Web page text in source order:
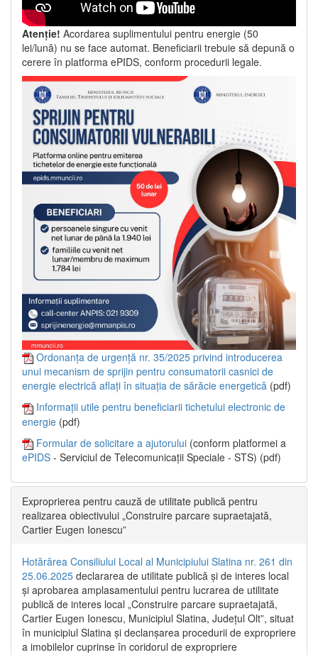
Atenție! Acordarea suplimentului pentru energie (50
lei/lună) nu se face automat. Beneficiarii trebuie să depună o
cerere în platforma ePIDS, conform procedurii legale.
Ordonanța de urgență nr. 35/2025 privind introducerea
unui mecanism de sprijin pentru consumatorii casnici de
energie electrică aflați în situația de sărăcie energetică (pdf)
Informații utile pentru beneficiarii tichetului electronic de
energie (pdf)
Formular de solicitare a ajutorului (conform platformei a
ePIDS - Serviciul de Telecomunicații Speciale - STS) (pdf)
Exproprierea pentru cauză de utilitate publică pentru
realizarea obiectivului „Construire parcare supraetajată,
Cartier Eugen Ionescu”
Hotărârea Consiliului Local al Municipiului Slatina nr. 261 din
25.06.2025 declararea de utilitate publică și de interes local
și aprobarea amplasamentului pentru lucrarea de utilitate
publică de interes local „Construire parcare supraetajată,
Cartier Eugen Ionescu, Municipiul Slatina, Județul Olt”, situat
în municipiul Slatina și declanșarea procedurii de expropriere
a imobilelor cuprinse în coridorul de expropriere